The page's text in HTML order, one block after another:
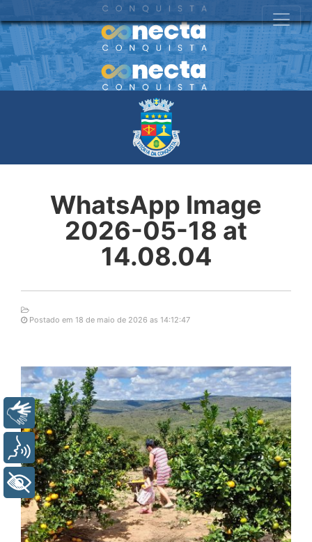
WhatsApp Image
2026-05-18 at
14.08.04
Postado em 18 de maio de 2026 as 14:12:47
Libras
Voz
+ Acessibilidade